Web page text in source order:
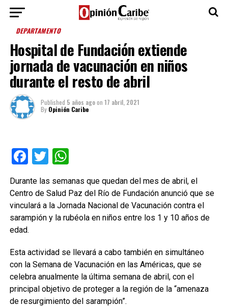
DEPARTAMENTO
Hospital de Fundación extiende
jornada de vacunación en niños
durante el resto de abril
Published 5 años agoon 17 abril, 2021
By Opinión Caribe
Facebook
TwitterWhatsApp
Durante las semanas que quedan del mes de abril, el
Centro de Salud Paz del Río de Fundación anunció que se
vinculará a la Jornada Nacional de Vacunación contra el
sarampión y la rubéola en niños entre los 1 y 10 años de
edad.
Esta actividad se llevará a cabo también en simultáneo
con la Semana de Vacunación en las Américas, que se
celebra anualmente la última semana de abril, con el
principal objetivo de proteger a la región de la “amenaza
de resurgimiento del sarampión”.